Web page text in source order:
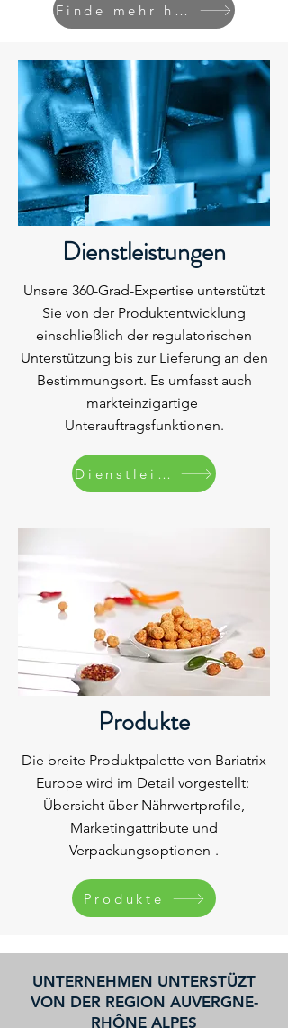
Finde mehr heraus
Dienstleistungen
Unsere 360-Grad-Expertise unterstützt
Sie von der Produktentwicklung
einschließlich der regulatorischen
Unterstützung bis zur Lieferung an den
Bestimmungsort. Es umfasst auch
markteinzigartige
Unterauftragsfunktionen.
Dienstleistungen
Produkte
Die breite Produktpalette von Bariatrix
Europe wird im Detail vorgestellt:
Übersicht über Nährwertprofile,
Marketingattribute und
Verpackungsoptionen .
Produkte
UNTERNEHMEN UNTERSTÜZT
VON DER REGION AUVERGNE-
RHÔNE ALPES